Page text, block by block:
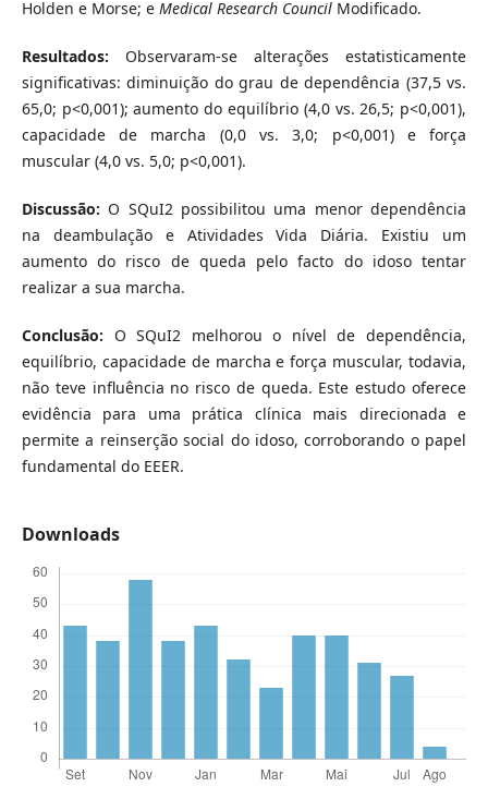
Holden e Morse; e Medical Research CouncilModificado.
Resultados: Observaram-se alterações estatisticamente
significativas: diminuição do grau de dependência (37,5 vs.
65,0; p<0,001); aumento do equilíbrio (4,0 vs. 26,5; p<0,001),
capacidade de marcha (0,0 vs. 3,0; p<0,001) e força
muscular (4,0 vs. 5,0; p<0,001).
Discussão: O SQuI2 possibilitou uma menor dependência
na deambulação e Atividades Vida Diária. Existiu um
aumento do risco de queda pelo facto do idoso tentar
realizar a sua marcha.
Conclusão: O SQuI2 melhorou o nível de dependência,
equilíbrio, capacidade de marcha e força muscular, todavia,
não teve influência no risco de queda. Este estudo oferece
evidência para uma prática clínica mais direcionada e
permite a reinserção social do idoso, corroborando o papel
fundamental do EEER.
Downloads